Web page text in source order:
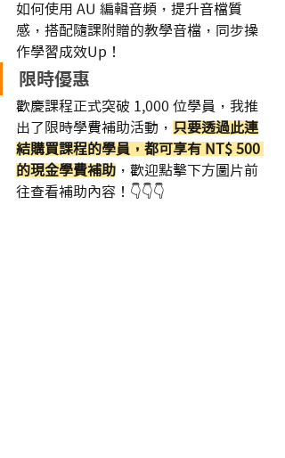
如何使用 AU 編輯音頻，提升音檔質
感，搭配隨課附贈的教學音檔，同步操
作學習成效Up！
限時優惠
歡慶課程正式突破 1,000 位學員，我推
出了限時學費補助活動， 只要透過此連
結購買課程的學員，都可享有 NT$ 500
的現金學費補助 ，歡迎點擊下方圖片前
往查看補助內容！👇👇👇